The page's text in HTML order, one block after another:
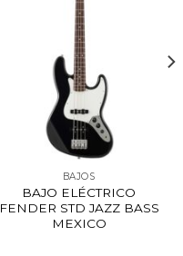
BAJOS
BAJO ELÉCTRICO
FENDER STD JAZZ BASS
MEXICO